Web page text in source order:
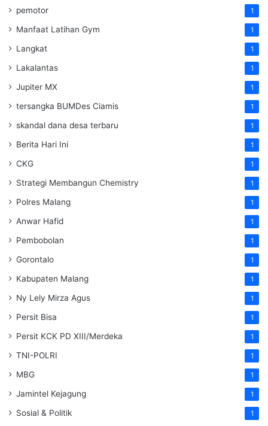
pemotor 1
Manfaat Latihan Gym 1
Langkat 1
Lakalantas 1
Jupiter MX 1
tersangka BUMDes Ciamis 1
skandal dana desa terbaru 1
Berita Hari Ini 1
CKG 1
Strategi Membangun Chemistry 1
Polres Malang 1
Anwar Hafid 1
Pembobolan 1
Gorontalo 1
Kabupaten Malang 1
Ny Lely Mirza Agus 1
Persit Bisa 1
Persit KCK PD XIII/Merdeka 1
TNI-POLRI 1
MBG 1
Jamintel Kejagung 1
Sosial & Politik 1